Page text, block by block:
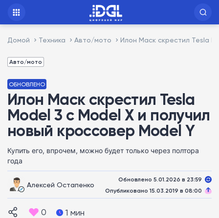
Домой Техника Авто/мото Илон Маск скрестил Tesla
Авто/мото
ОБНОВЛЕНО
Илон Маск скрестил Tesla
Model 3 с Model X и получил
новый кроссовер Model Y
Купить его, впрочем, можно будет только через полтора
года
Алексей Остапенко
Обновлено 5.01.2026 в 23:59
Опубликовано 15.03.2019 в 08:00
0 1 мин